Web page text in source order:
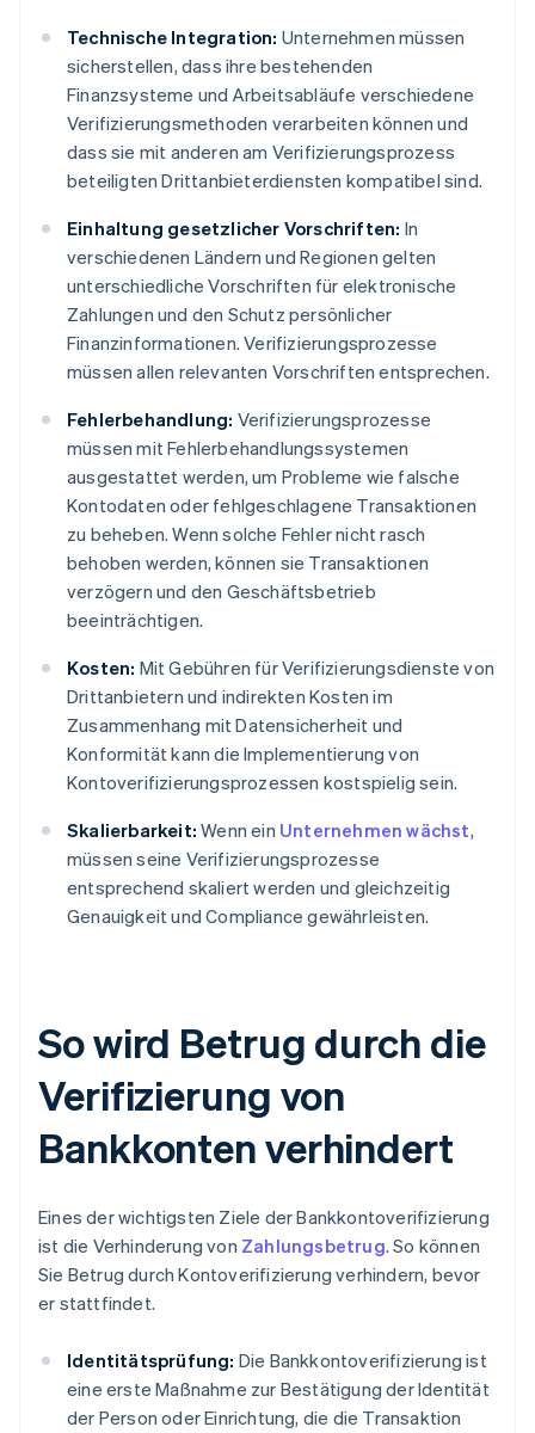
Technische Integration: Unternehmen müssen
sicherstellen, dass ihre bestehenden
Finanzsysteme und Arbeitsabläufe verschiedene
Verifizierungsmethoden verarbeiten können und
dass sie mit anderen am Verifizierungsprozess
beteiligten Drittanbieterdiensten kompatibel sind.
Einhaltung gesetzlicher Vorschriften: In
verschiedenen Ländern und Regionen gelten
unterschiedliche Vorschriften für elektronische
Zahlungen und den Schutz persönlicher
Finanzinformationen. Verifizierungsprozesse
müssen allen relevanten Vorschriften entsprechen.
Fehlerbehandlung: Verifizierungsprozesse
müssen mit Fehlerbehandlungssystemen
ausgestattet werden, um Probleme wie falsche
Kontodaten oder fehlgeschlagene Transaktionen
zu beheben. Wenn solche Fehler nicht rasch
behoben werden, können sie Transaktionen
verzögern und den Geschäftsbetrieb
beeinträchtigen.
Kosten: Mit Gebühren für Verifizierungsdienste von
Drittanbietern und indirekten Kosten im
Zusammenhang mit Datensicherheit und
Konformität kann die Implementierung von
Kontoverifizierungsprozessen kostspielig sein.
Skalierbarkeit: Wenn ein Unternehmen wächst,
müssen seine Verifizierungsprozesse
entsprechend skaliert werden und gleichzeitig
Genauigkeit und Compliance gewährleisten.
So wird Betrug durch die
Verifizierung von
Bankkonten verhindert
Eines der wichtigsten Ziele der Bankkontoverifizierung
ist die Verhinderung von Zahlungsbetrug. So können
Sie Betrug durch Kontoverifizierung verhindern, bevor
er stattfindet.
Identitätsprüfung: Die Bankkontoverifizierung ist
eine erste Maßnahme zur Bestätigung der Identität
der Person oder Einrichtung, die die Transaktion